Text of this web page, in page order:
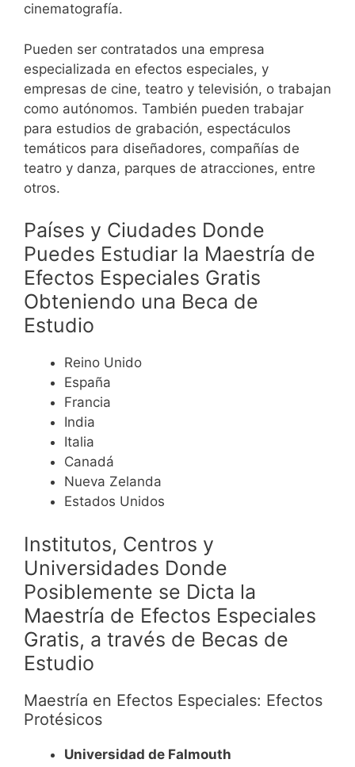
cinematografía.
Pueden ser contratados una empresa
especializada en efectos especiales, y
empresas de cine, teatro y televisión, o trabajan
como autónomos. También pueden trabajar
para estudios de grabación, espectáculos
temáticos para diseñadores, compañías de
teatro y danza, parques de atracciones, entre
otros.
Países y Ciudades Donde
Puedes Estudiar la Maestría de
Efectos Especiales Gratis
Obteniendo una Beca de
Estudio
Reino Unido
España
Francia
India
Italia
Canadá
Nueva Zelanda
Estados Unidos
Institutos, Centros y
Universidades Donde
Posiblemente se Dicta la
Maestría de Efectos Especiales
Gratis, a través de Becas de
Estudio
Maestría en Efectos Especiales: Efectos
Protésicos
Universidad de Falmouth